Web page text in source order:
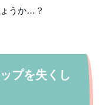
うか…？
プを失くし